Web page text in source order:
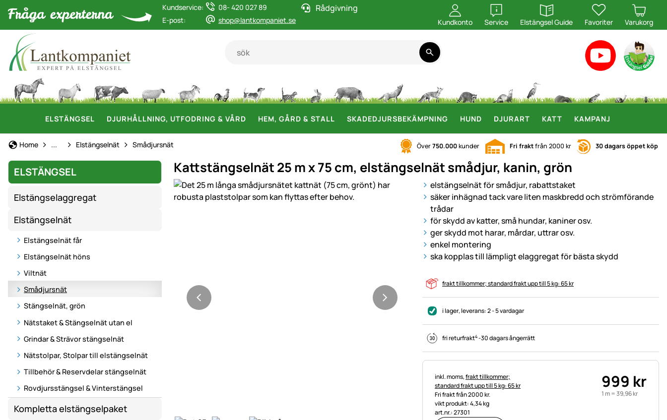
Kundservice:
08- 420 027 89
E-post:
shop@lantkompaniet.se
Rådgivning
Kundkonto Service
öppna
Elstängsel Guide
öppna
Favoriter Varukorg
ELSTÄNGSEL DJURHÅLLNING, UTFODRING & VÅRD HEM, GÅRD & STALL SKADEDJURSBEKÄMPNING HUND DJURART KATT KAMPANJ
Home Elstängsel
... Elstängselnät Smådjursnät Över750.000kunder Fri fraktfrån 2000 kr 30 dagars öppet köp
ELSTÄNGSEL
Elstängselaggregat
Elstängselnät
Elstängselnät får
Elstängselnät höns
Viltnät
Smådjursnät
Stängselnät, grön
Nätstaket & Stängselnät utan el
Grindar & Strävor stängselnät
Nätstolpar, Stolpar till elstängselnät
Tillbehör & Reservdelar stängselnät
Rovdjursstängsel & Vinterstängsel
Kompletta elstängselpaket
Kattstängselnät 25 m x 75 cm, elstängselnät smådjur, kanin, grön
Produktgaleri
elstängselnät för smådjur, rabattstaket
säker inhägnad tack vare liten maskbredd och strömförande
trådar
för skydd av katter, små hundar, kaniner osv.
ger skydd mot harar, mårdar, uttrar osv.
enkel montering
ska kopplas till lämpligt elaggregat för bästa skydd
frakt tillkommer; standard frakt upp till 5 kg: 65 kr
i lager, leverans:2 - 5 vardagar
fri returfrakt4-30 dagars ångerrätt
Skatteinformation:
inkl. moms,frakt tillkommer;
standard frakt upp till 5 kg: 65 kr
Fri frakt från 2000 kr.
vikt produkt: 4,34 kg
art.nr.: 27301
999 kr
1 m =39,96kr